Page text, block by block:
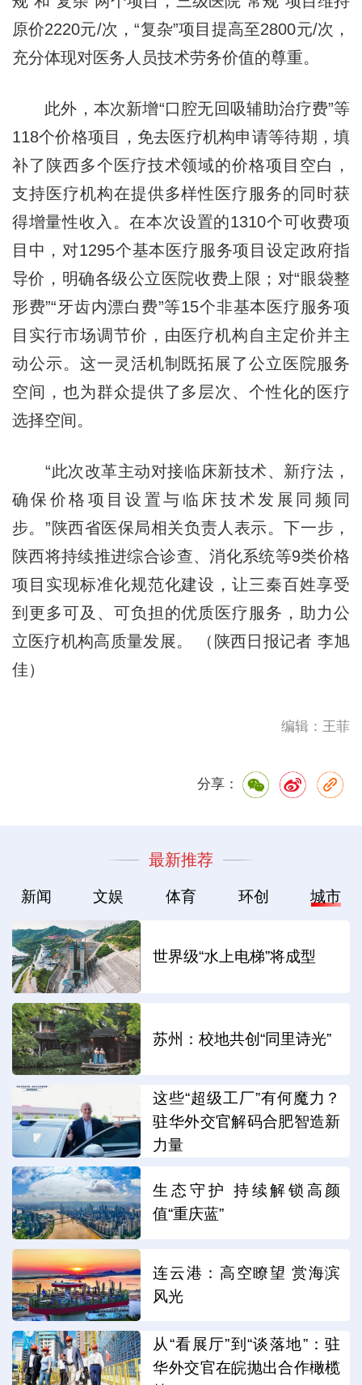
原价2220元/次，“复杂”项目提高至2800元/次，
充分体现对医务人员技术劳务价值的尊重。
此外，本次新增“口腔无回吸辅助治疗费”等
118个价格项目，免去医疗机构申请等待期，填
补了陕西多个医疗技术领域的价格项目空白，
支持医疗机构在提供多样性医疗服务的同时获
得增量性收入。在本次设置的1310个可收费项
目中，对1295个基本医疗服务项目设定政府指
导价，明确各级公立医院收费上限；对“眼袋整
形费”“牙齿内漂白费”等15个非基本医疗服务项
目实行市场调节价，由医疗机构自主定价并主
动公示。这一灵活机制既拓展了公立医院服务
空间，也为群众提供了多层次、个性化的医疗
选择空间。
“此次改革主动对接临床新技术、新疗法，
确保价格项目设置与临床技术发展同频同
步。”陕西省医保局相关负责人表示。下一步，
陕西将持续推进综合诊查、消化系统等9类价格
项目实现标准化规范化建设，让三秦百姓享受
到更多可及、可负担的优质医疗服务，助力公
立医疗机构高质量发展。 （陕西日报记者 李旭
佳）
编辑：王菲
分享：
最新推荐
新闻 文娱 体育 环创 城市
世界级“水上电梯”将成型
苏州：校地共创“同里诗光”
这些“超级工厂”有何魔力？
驻华外交官解码合肥智造新
力量
生态守护 持续解锁高颜
值“重庆蓝”
连云港：高空瞭望 赏海滨
风光
从“看展厅”到“谈落地”：驻
华外交官在皖抛出合作橄榄